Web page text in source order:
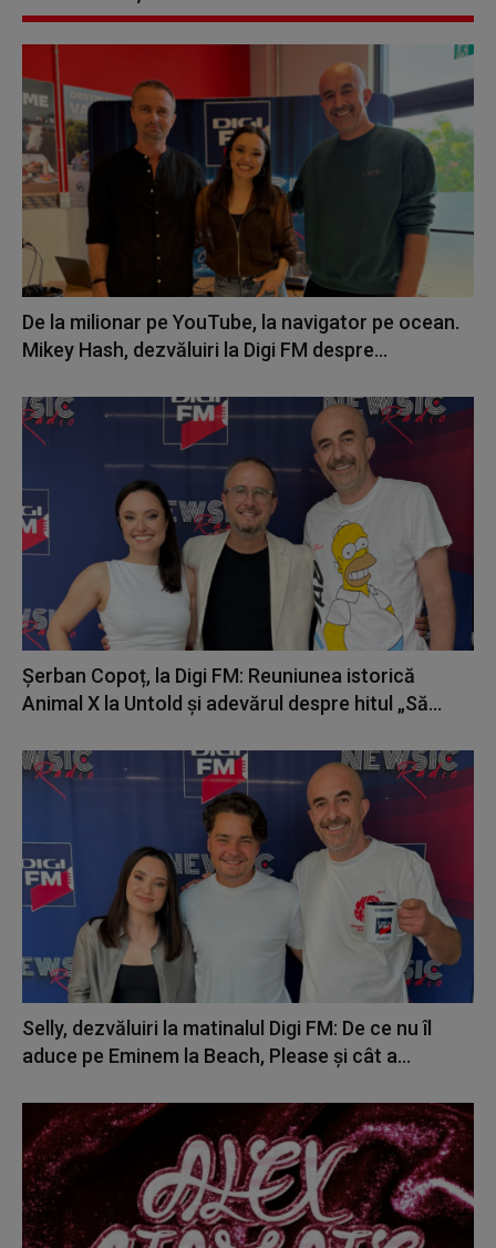
De la milionar pe YouTube, la navigator pe ocean.
Mikey Hash, dezvăluiri la Digi FM despre...
Șerban Copoț, la Digi FM: Reuniunea istorică
Animal X la Untold și adevărul despre hitul „Să...
Selly, dezvăluiri la matinalul Digi FM: De ce nu îl
aduce pe Eminem la Beach, Please și cât a...